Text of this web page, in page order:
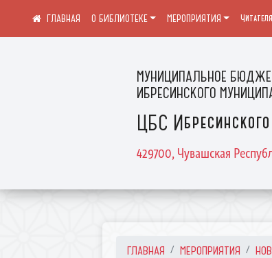
МУНИЦИПАЛЬНОЕ
ИБРЕСИНСКОГО
ЦБС
429700, Чувашская
О БИБЛИОТЕКЕ МЕРОПРИЯТИЯ
ГЛАВНАЯ МЕРОПРИЯТИЯ